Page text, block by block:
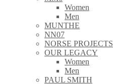
Women
Men
MUNTHE
NN07
NORSE PROJECTS
OUR LEGACY
Women
Men
PAUL SMITH